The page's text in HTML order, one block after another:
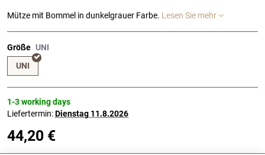
Mütze mit Bommel in dunkelgrauer Farbe. Lesen Sie mehr
Größe
UNI
1-3 working days
Liefertermin:Dienstag 11.8.2026
44,20 €